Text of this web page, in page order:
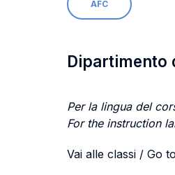
AFC
Dipartimento
Per la lingua del
For the instruction
Vai alle classi / Go